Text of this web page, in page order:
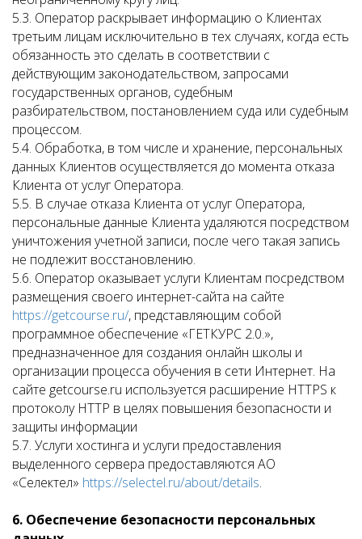
5.3. Оператор раскрывает информацию о Клиентах
третьим лицам исключительно в тех случаях, когда есть
обязанность это сделать в соответствии с
действующим законодательством, запросами
государственных органов, судебным
разбирательством, постановлением суда или судебным
процессом.
5.4. Обработка, в том числе и хранение, персональных
данных Клиентов осуществляется до момента отказа
Клиента от услуг Оператора.
5.5. В случае отказа Клиента от услуг Оператора,
персональные данные Клиента удаляются посредством
уничтожения учетной записи, после чего такая запись
не подлежит восстановлению.
5.6. Оператор оказывает услуги Клиентам посредством
размещения своего интернет-сайта на сайте
https://getcourse.ru/, представляющим собой
программное обеспечение «ГЕТКУРС 2.0.»,
предназначенное для создания онлайн школы и
организации процесса обучения в сети Интернет. На
сайте getcourse.ru используется расширение HTTPS к
протоколу HTTP в целях повышения безопасности и
защиты информации
5.7. Услуги хостинга и услуги предоставления
выделенного сервера предоставляются АО
«Селектел» https://selectel.ru/about/details.
6. Обеспечение безопасности персональных